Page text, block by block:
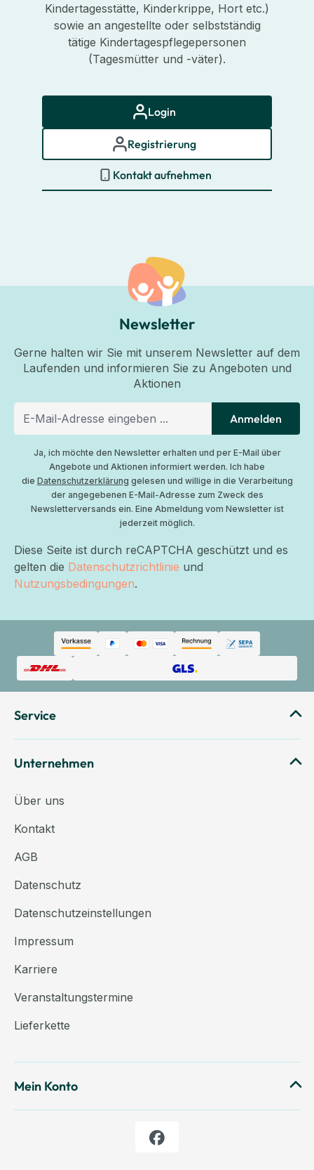
Kindertagesstätte, Kinderkrippe, Hort etc.)
sowie an angestellte oder selbstständig
tätige Kindertagespflegepersonen
(Tagesmütter und -väter).
Login
Registrierung
Kontakt aufnehmen
Newsletter
Gerne halten wir Sie mit unserem Newsletter auf dem
Laufenden und informieren Sie zu Angeboten und
Aktionen
Anmelden
Ja, ich möchte den Newsletter erhalten und per E-Mail über
Angebote und Aktionen informiert werden. Ich habe
die Datenschutzerklärung gelesen und willige in die Verarbeitung
der angegebenen E-Mail-Adresse zum Zweck des
Newsletterversands ein. Eine Abmeldung vom Newsletter ist
jederzeit möglich.
Diese Seite ist durch reCAPTCHA geschützt und es
gelten die Datenschutzrichtlinie und
Nutzungsbedingungen.
Service
Unternehmen
Über uns
Kontakt
AGB
Datenschutz
Datenschutzeinstellungen
Impressum
Karriere
Veranstaltungstermine
Lieferkette
Mein Konto